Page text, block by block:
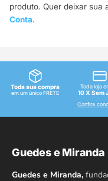
produto. Quer deixar sua
Conta.
Toda sua compra
em um único FRETE
Toda loja
10 X Sem
Confira
Guedes e Miranda
Guedes e Miranda,